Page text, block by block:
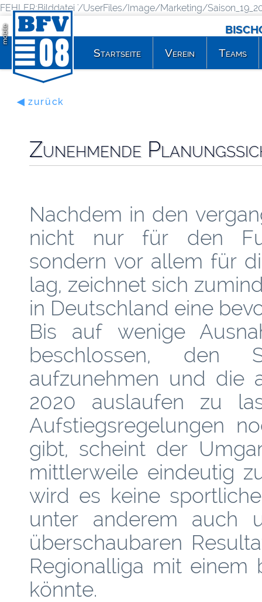
FEHLER:Bilddatei '/UserFiles/Image/Marketing/
mobile
◀ zurück
Zunehmende
Nachdem in den
nicht nur für den
sondern vor allem für
lag, zeichnet sich
in Deutschland eine
Bis auf wenige
beschlossen, den
aufzunehmen und die
2020 auslaufen zu
Aufstiegsregelungen
gibt, scheint der
mittlerweile eindeutig
wird es keine
unter anderem auch
überschaubaren
Regionalliga mit
könnte.
Startseite Verein Teams